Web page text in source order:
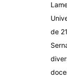
de